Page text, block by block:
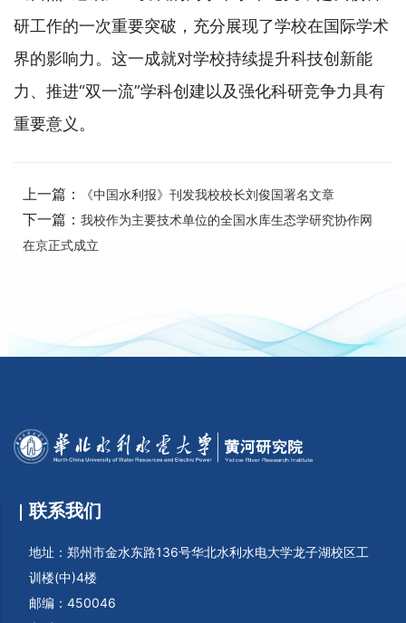
研工作的一次重要突破，充分展现了学校在国际学术
界的影响力。这一成就对学校持续提升科技创新能
力、推进“双一流”学科创建以及强化科研竞争力具有
重要意义。
上一篇： 《中国水利报》刊发我校校长刘俊国署名文章
下一篇： 我校作为主要技术单位的全国水库生态学研究协作网
在京正式成立
联系我们
地址：郑州市金水东路136号华北水利水电大学龙子湖校区工
训楼(中)4楼
邮编：450046